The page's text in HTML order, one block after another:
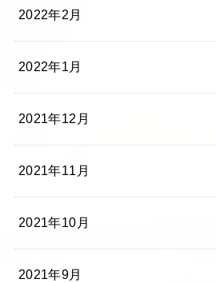
2022年2月
2022年1月
2021年12月
2021年11月
2021年10月
2021年9月